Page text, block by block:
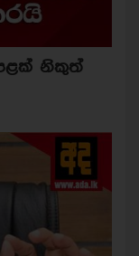
නිකුත්